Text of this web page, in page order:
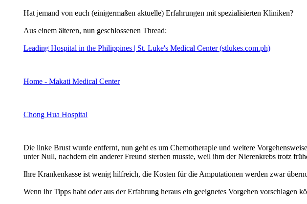
Hat jemand von euch (einigermaßen aktuelle) Erfahrungen mit spezialisierten Kliniken?
Aus einem älteren, nun geschlossenen Thread:
Leading Hospital in the Philippines | St. Luke's Medical Center (stlukes.com.ph)
Home - Makati Medical Center
Chong Hua Hospital
Die linke Brust wurde entfernt, nun geht es um Chemotherapie und weitere
unter Null, nachdem ein anderer Freund sterben musste, weil ihm der Nierenkrebs trotz
Ihre Krankenkasse ist wenig hilfreich, die Kosten für die Amputationen werden zwar
Wenn ihr Tipps habt oder aus der Erfahrung heraus ein geeignetes Vorgehen vorschlagen